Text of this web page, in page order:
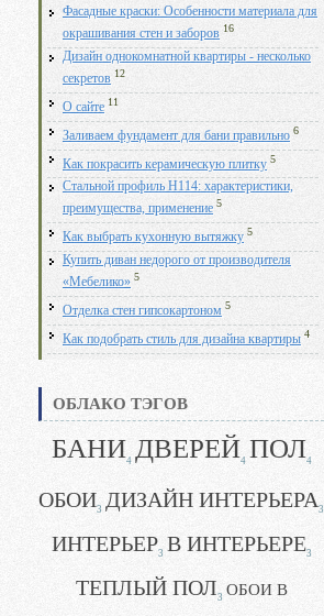
Фасадные краски: Особенности материала для
окрашивания стен и заборов 16
Дизайн однокомнатной квартиры - несколько
секретов 12
О сайте 11
Заливаем фундамент для бани правильно 6
Как покрасить керамическую плитку 5
Стальной профиль Н114: характеристики,
преимущества, применение 5
Как выбрать кухонную вытяжку 5
Купить диван недорого от производителя
«Мебелико» 5
Отделка стен гипсокартоном 5
Как подобрать стиль для дизайна квартиры 4
ОБЛАКО ТЭГОВ
БАНИ4 ДВЕРЕЙ4 ПОЛ4
ОБОИ3 ДИЗАЙН ИНТЕРЬЕРА3
ИНТЕРЬЕР3 В ИНТЕРЬЕРЕ3
ТЕПЛЫЙ ПОЛ3 ОБОИ В